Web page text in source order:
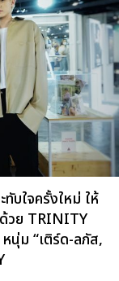
บใจครั้งใหม่ ให้
วย TRINITY
นุ่ม “เติร์ด-ลภัส,